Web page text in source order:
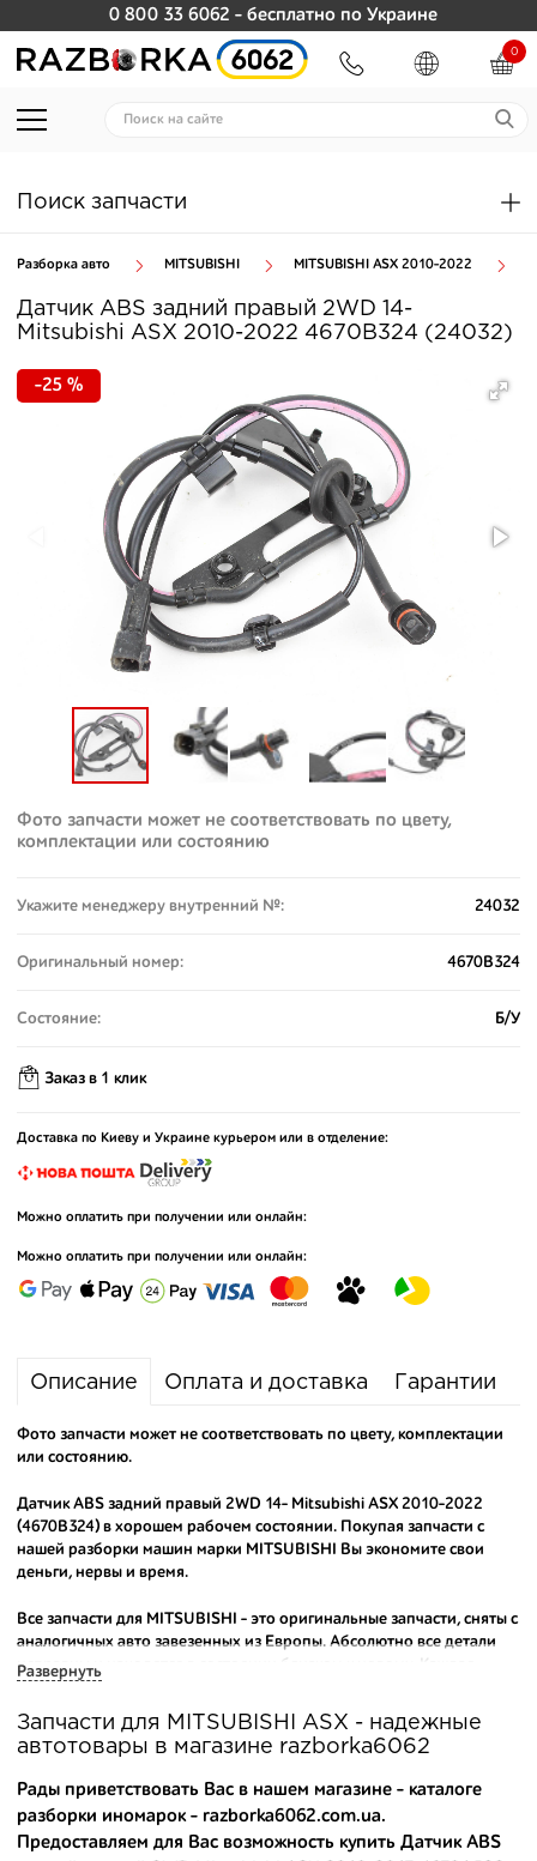
0 800 33 6062 - бесплатно по Украине
0
Поиск запчасти
Разборка авто MITSUBISHI MITSUBISHI ASX 2010-2022
Датчик ABS задний правый 2WD 14-
Mitsubishi ASX 2010-2022 4670B324 (24032)
-25 %
Фото запчасти может не соответствовать по цвету,
комплектации или состоянию
Укажите менеджеру внутренний №: 24032
Оригинальный номер: 4670B324
Состояние: Б/У
Заказ в 1 клик
Доставка по Киеву и Украине курьером или в отделение:
Можно оплатить при получении или онлайн:
Можно оплатить при получении или онлайн:
Описание Оплата и доставка Гарантии
Фото запчасти может не соответствовать по цвету, комплектации
или состоянию.
Датчик ABS задний правый 2WD 14- Mitsubishi ASX 2010-2022
(4670B324) в хорошем рабочем состоянии. Покупая запчасти с
нашей разборки машин марки MITSUBISHI Вы экономите свои
деньги, нервы и время.
Все запчасти для MITSUBISHI - это оригинальные запчасти, сняты с
аналогичных авто завезенных из Европы. Абсолютно все детали
исправны и находятся в состоянии близком к новому. Каждая
производителя.
Вашему вниманию предлагаем широкий ассортимент
автозапчастей для
MITSUBISHI ASX 2010-2022
популярных марок. Мы продаем оригинальные и
высококачественные запчасти, отказываясь от контрафактных
аналогов.
Развернуть
Запчасти для MITSUBISHI ASX - надежные
автотовары в магазине razborka6062
Рады приветствовать Вас в нашем магазине - каталоге
разборки иномарок - razborka6062.com.ua.
Предоставляем для Вас возможность купить Датчик ABS